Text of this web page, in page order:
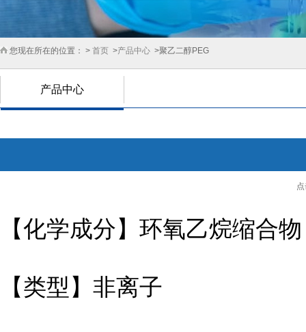
您现在所在的位置： > 首页 >产品中心 >聚乙二醇PEG
产品中心
【化学成分】 环氧乙烷缩合物
【类型】 非离子